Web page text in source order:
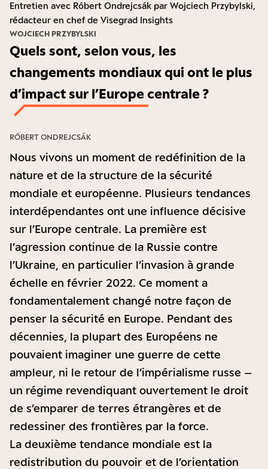
Entretien avec Róbert Ondrejcsák par Wojciech Przybylski,
rédacteur en chef de Visegrad Insights
Quels sont, selon vous, les
changements mondiaux qui ont le plus
d’impact sur l’Europe centrale ?
WOJCIECH PRZYBYLSKI
Nous vivons un moment de redéfinition de la
nature et de la structure de la sécurité
mondiale et européenne. Plusieurs tendances
interdépendantes ont une influence décisive
sur l’Europe centrale. La première est
l’agression continue de la Russie contre
l’Ukraine, en particulier l’invasion à grande
échelle en février 2022. Ce moment a
fondamentalement changé notre façon de
penser la sécurité en Europe. Pendant des
décennies, la plupart des Européens ne
pouvaient imaginer une guerre de cette
ampleur, ni le retour de l’impérialisme russe –
un régime revendiquant ouvertement le droit
de s’emparer de terres étrangères et de
redessiner des frontières par la force.
La deuxième tendance mondiale est la
redistribution du pouvoir et de l’orientation
RÓBERT ONDREJCSÁK